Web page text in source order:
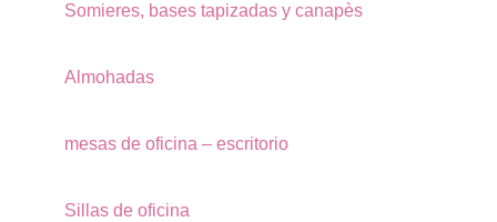
Somieres, bases tapizadas y canapès
Almohadas
mesas de oficina – escritorio
Sillas de oficina